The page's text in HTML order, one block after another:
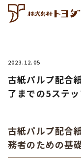
2023.12.05
古紙パルプ配合
了までの5ステ
古紙パルプ配合
務者のための基